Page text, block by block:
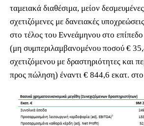
ταμειακά διαθέσιμα, μείον
σχετιζόμενες με δανειακές
στο τέλος του Εννεάμηνου στο
(μη συμπεριλαμβανομένου ποσού €
σχετιζόμενου με δραστηριότητες και
προς πώληση) έναντι € 844,6 εκατ.